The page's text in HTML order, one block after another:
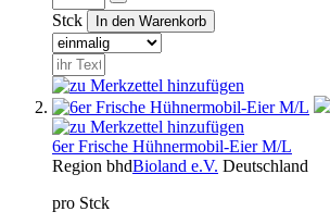
Stck
6er Frische Hühnermobil-Eier M/L
Region bhdBioland e.V. Deutschland
pro Stck